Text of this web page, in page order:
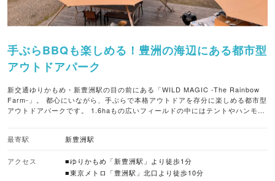
手ぶらBBQも楽しめる！豊洲の海辺にある都市型
アウトドアパーク
新交通ゆりかもめ・新豊洲駅の目の前にある「WILD MAGIC -The Rainbow
Farm-」。 都心にいながら、手ぶらで本格アウトドアを存分に楽しめる都市型
アウトドアパークです。 1.6haもの広いフィールドの中にはテントやハンモッ
を感じられる「シーサイドエリア」、焚き火を囲んでキャンプ気分を楽しめる
チラグーンエリア」、少人数から利用可能でカップルにもおすすめの「ギャザ
リングエリア」など、最高のロケーションの中、お気に入りのスポットでBBQ
最寄駅 新豊洲駅
アクセス
■ゆりかもめ「新豊洲駅」より徒歩1分
■東京メトロ「豊洲駅」北口より徒歩10分